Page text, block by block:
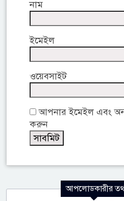
নাম
ইমেইল
ওয়েবসাইট
আপনার ইমেইল এবং
করুন
আপলোডকারীর